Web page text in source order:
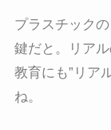
プラスチック
鍵だと。リア
教育にも”リア
ね。